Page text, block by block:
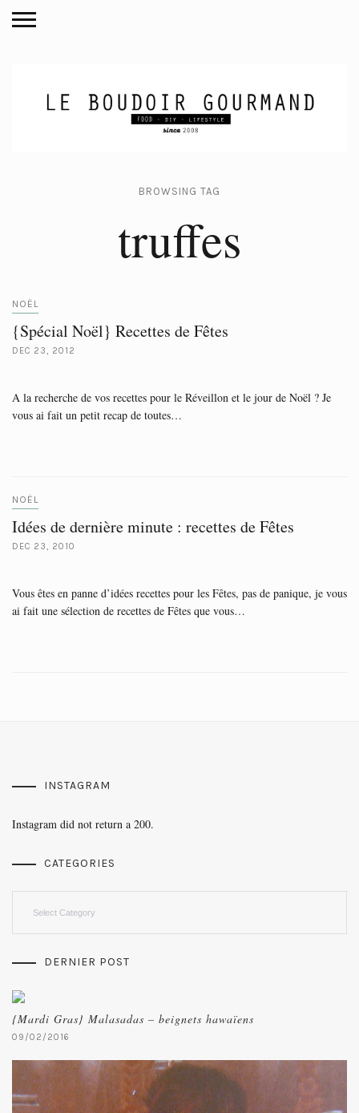
BROWSING TAG
truffes
NOËL
{Spécial Noël} Recettes de Fêtes
DEC 23, 2012
A la recherche de vos recettes pour le Réveillon et le jour de Noël ? Je
vous ai fait un petit recap de toutes…
NOËL
Idées de dernière minute : recettes de Fêtes
DEC 23, 2010
Vous êtes en panne d’idées recettes pour les Fêtes, pas de panique, je vous
ai fait une sélection de recettes de Fêtes que vous…
INSTAGRAM
Instagram did not return a 200.
CATEGORIES
DERNIER POST
{Mardi Gras} Malasadas – beignets hawaïens
09/02/2016